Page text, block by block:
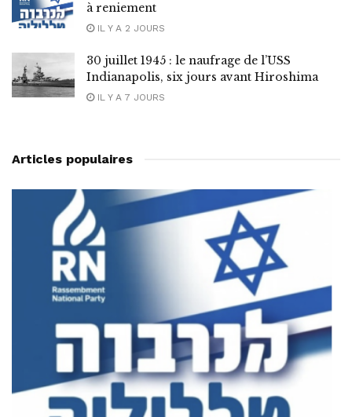
à reniement
IL Y A 2 JOURS
30 juillet 1945 : le naufrage de l’USS
Indianapolis, six jours avant Hiroshima
IL Y A 7 JOURS
Articles populaires